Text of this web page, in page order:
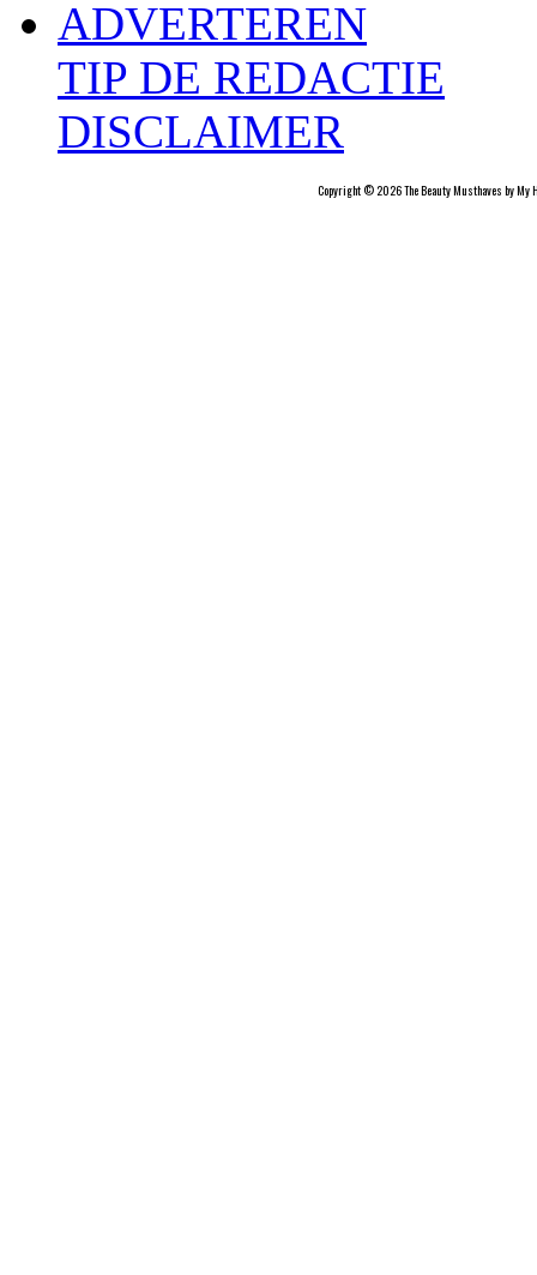
ADVERTEREN
TIP DE REDACTIE
DISCLAIMER
Copyright © 2026 The Beauty Musthaves by My